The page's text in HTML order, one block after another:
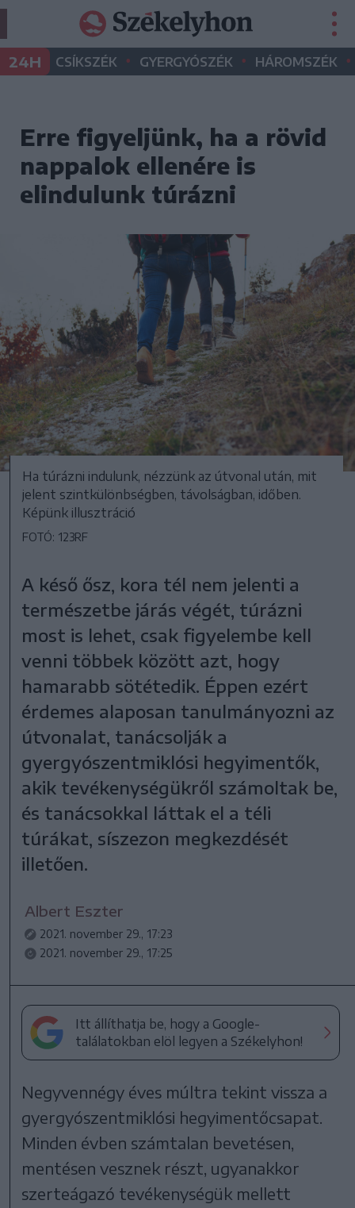
24H CSÍKSZÉK • GYERGYÓSZÉK • HÁROMSZÉK •
Erre figyeljünk, ha a rövid
nappalok ellenére is
elindulunk túrázni
Ha túrázni indulunk, nézzünk az útvonal után, mit
jelent szintkülönbségben, távolságban, időben.
Képünk illusztráció
FOTÓ: 123RF
A késő ősz, kora tél nem jelenti a
természetbe járás végét, túrázni
most is lehet, csak figyelembe kell
venni többek között azt, hogy
hamarabb sötétedik. Éppen ezért
érdemes alaposan tanulmányozni az
útvonalat, tanácsolják a
gyergyószentmiklósi hegyimentők,
akik tevékenységükről számoltak be,
és tanácsokkal láttak el a téli
túrákat, síszezon megkezdését
illetően.
Albert Eszter
2021. november 29., 17:23
2021. november 29., 17:25
Itt állíthatja be, hogy a Google-
találatokban elöl legyen a Székelyhon!
Negyvennégy éves múltra tekint vissza a
gyergyószentmiklósi hegyimentőcsapat.
Minden évben számtalan bevetésen,
mentésen vesznek részt, ugyanakkor
szerteágazó tevékenységük mellett